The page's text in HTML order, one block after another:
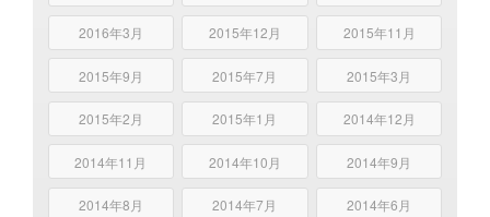
2016年3月 2015年12月 2015年11月
2015年9月 2015年7月 2015年3月
2015年2月 2015年1月 2014年12月
2014年11月 2014年10月 2014年9月
2014年8月 2014年7月 2014年6月